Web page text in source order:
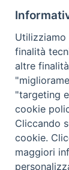
venerdì,
Tel.
mail:
finalità
altre
"targeting
cookie
Cliccando
cookie.
maggiori